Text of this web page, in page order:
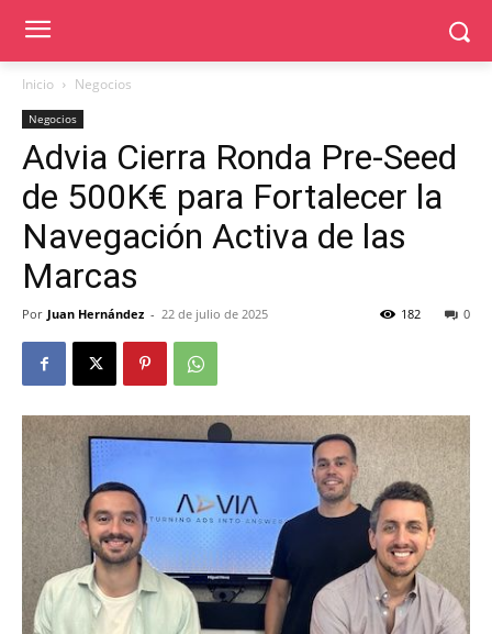
Inicio Negocios
Negocios
Advia Cierra Ronda Pre-Seed
de 500K€ para Fortalecer la
Navegación Activa de las
Marcas
Por Juan Hernández - 22 de julio de 2025 0
182